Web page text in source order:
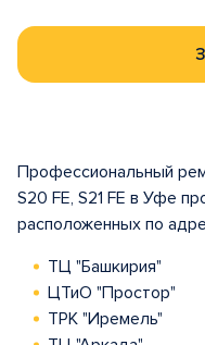
Профессиональный
S20 FE, S21 FE в Уфе
расположенных по
ТЦ "Башкирия"
ЦТиО "Простор"
ТРК "Иремель"